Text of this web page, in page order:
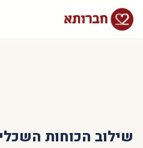
שילוב הכוחות